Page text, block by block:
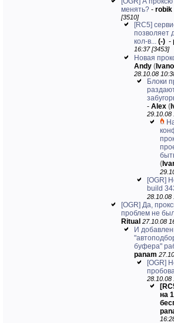
менять? - robik
[3510]
[RC5]
позволяет
кол-в... (-) -
16:37 [3453]
Новая
Andy (
28.10.08
Блоки
- Alex (
29.10.08
(
[OGR]
build
28.10.08
[OGR] Да,
проблем не
Ritual 27.10.08
И
буфера"
panam
[OGR]
28.10.08
на